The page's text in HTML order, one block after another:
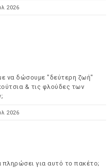
2026
να δώσουμε "δεύτερη ζωή"
& τις φλούδες των
2026
πληρώσει για αυτό το πακέτο;